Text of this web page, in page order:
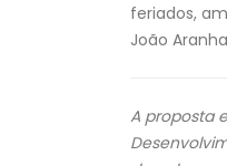
feriados,
João
A proposta